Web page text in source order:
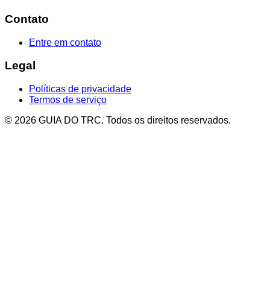
Contato
Entre em contato
Legal
Políticas de privacidade
Termos de serviço
© 2026 GUIA DO TRC. Todos os direitos reservados.